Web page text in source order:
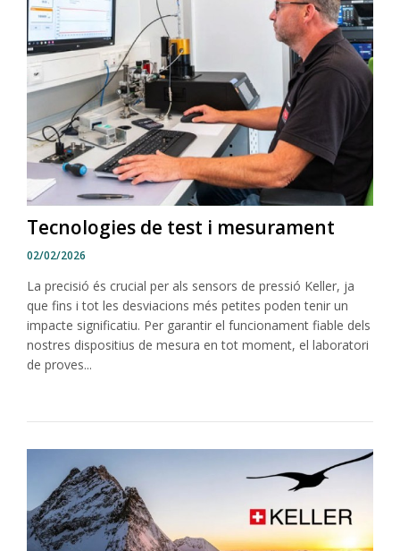
Tecnologies de test i mesurament
02/02/2026
La precisió és crucial per als sensors de pressió Keller, ja
que fins i tot les desviacions més petites poden tenir un
impacte significatiu. Per garantir el funcionament fiable dels
nostres dispositius de mesura en tot moment, el laboratori
de proves...